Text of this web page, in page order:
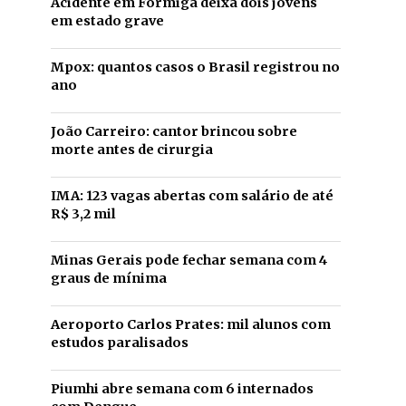
em estado grave
Mpox: quantos casos o Brasil registrou no
ano
João Carreiro: cantor brincou sobre
morte antes de cirurgia
IMA: 123 vagas abertas com salário de até
R$ 3,2 mil
Minas Gerais pode fechar semana com 4
graus de mínima
Aeroporto Carlos Prates: mil alunos com
estudos paralisados
Piumhi abre semana com 6 internados